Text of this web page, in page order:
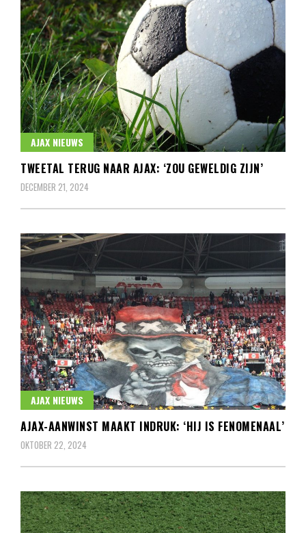
AJAX NIEUWS
TWEETAL TERUG NAAR AJAX: ‘ZOU GEWELDIG ZIJN’
DECEMBER 21, 2024
AJAX NIEUWS
AJAX-AANWINST MAAKT INDRUK: ‘HIJ IS FENOMENAAL’
OKTOBER 22, 2024